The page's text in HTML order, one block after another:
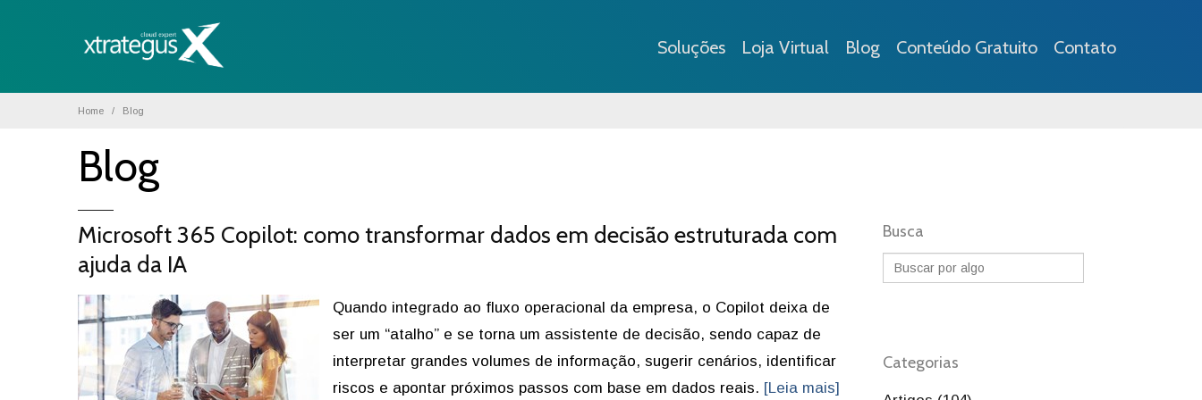
Soluções Loja Virtual Blog Conteúdo Gratuito Contato
Home Blog
Blog
Microsoft 365 Copilot: como transformar dados em decisão estruturada com
ajuda da IA
Quando integrado ao fluxo operacional da empresa, o Copilot deixa de
ser um “atalho” e se torna um assistente de decisão, sendo capaz de
interpretar grandes volumes de informação, sugerir cenários, identificar
riscos e apontar próximos passos com base em dados reais. [Leia mais]
Busca
Categorias